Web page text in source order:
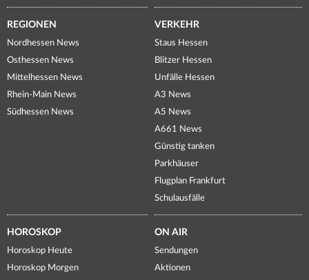
REGIONEN
Nordhessen News
Osthessen News
Mittelhessen News
Rhein-Main News
Südhessen News
VERKEHR
Staus Hessen
Blitzer Hessen
Unfälle Hessen
A3 News
A5 News
A661 News
Günstig tanken
Parkhäuser
Flugplan Frankfurt
Schulausfälle
HOROSKOP
Horoskop Heute
Horoskop Morgen
ON AIR
Sendungen
Aktionen